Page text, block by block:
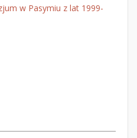
w Pasymiu z lat 1999-